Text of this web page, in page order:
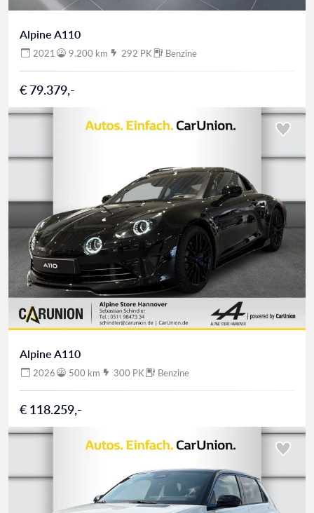
Alpine A110
2021 9.200 km 292 PK Benzine
€ 79.379,-
Alpine A110
2026 500 km 300 PK Benzine
€ 118.259,-